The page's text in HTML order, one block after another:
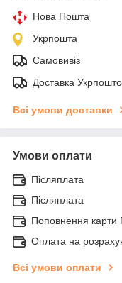
Нова Пошта
Укрпошта
Самовивіз
Доставка
Всі умови доставки
Умови оплати
Післяплата
Післяплата
Поповнення
Оплата на
Всі умови оплати